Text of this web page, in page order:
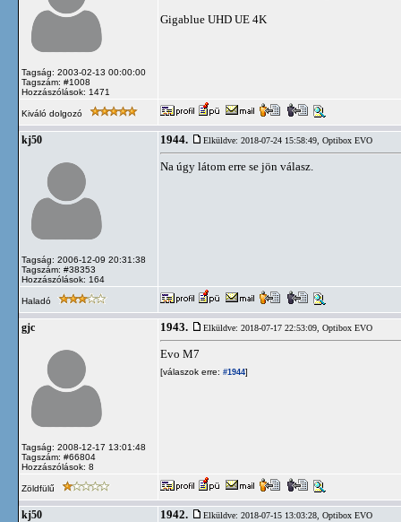
Tagság: 2003-02-13 00:00:00
Tagszám: #1008
Hozzászólások: 1471
Gigablue UHD UE 4K
Kiváló dolgozó
kj50
Tagság: 2006-12-09 20:31:38
Tagszám: #38353
Hozzászólások: 164
1944. Elküldve: 2018-07-24 15:58:49, Optibox EVO
Na úgy látom erre se jön válasz.
Haladó
gjc
Tagság: 2008-12-17 13:01:48
Tagszám: #66804
Hozzászólások: 8
1943. Elküldve: 2018-07-17 22:53:09, Optibox EVO
Evo M7
[válaszok erre: #1944]
Zöldfülű
kj50 1942. Elküldve: 2018-07-15 13:03:28, Optibox EVO